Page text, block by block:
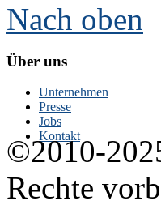
Nach oben
Über uns
Unternehmen
Presse
Jobs
Kontakt
©2010-
Rechte